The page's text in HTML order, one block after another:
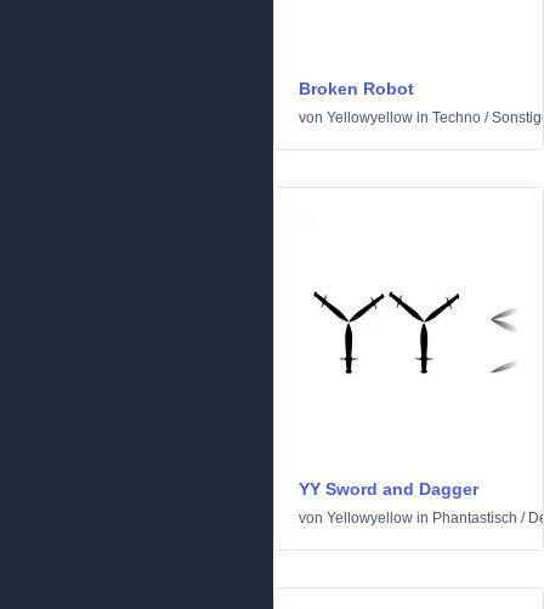
Broken Robot
von Yellowyellow in Techno /
YY Sword and Dagger
von Yellowyellow in Phantastisch /